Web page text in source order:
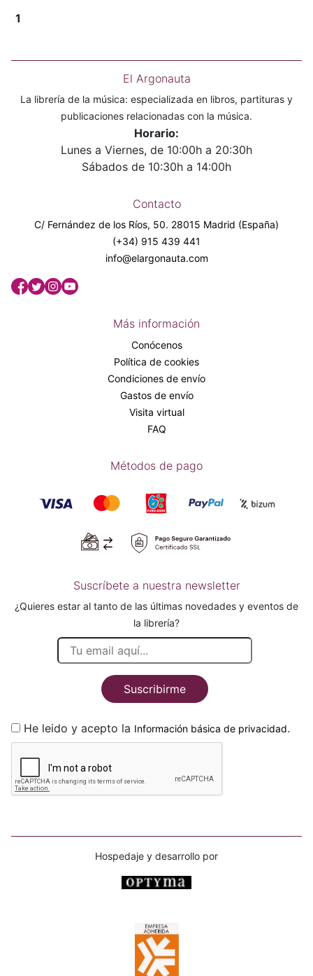
1
El Argonauta
La librería de la música: especializada en libros, partituras y
publicaciones relacionadas con la música.
Horario:
Lunes a Viernes, de 10:00h a 20:30h
Sábados de 10:30h a 14:00h
Contacto
C/ Fernández de los Ríos, 50. 28015 Madrid (España)
(+34) 915 439 441
info@elargonauta.com
Más información
Conócenos
Política de cookies
Condiciones de envío
Gastos de envío
Visita virtual
FAQ
Métodos de pago
Suscríbete a nuestra newsletter
¿Quieres estar al tanto de las últimas novedades y eventos de
la librería?
Suscribirme
He leido y acepto la Información básica de privacidad.
Hospedaje y desarrollo por